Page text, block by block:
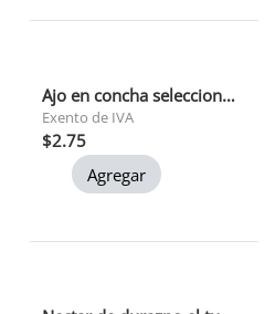
Ajo en concha seleccionado la nona 120gr
Exento de IVA
$2.75
Agregar